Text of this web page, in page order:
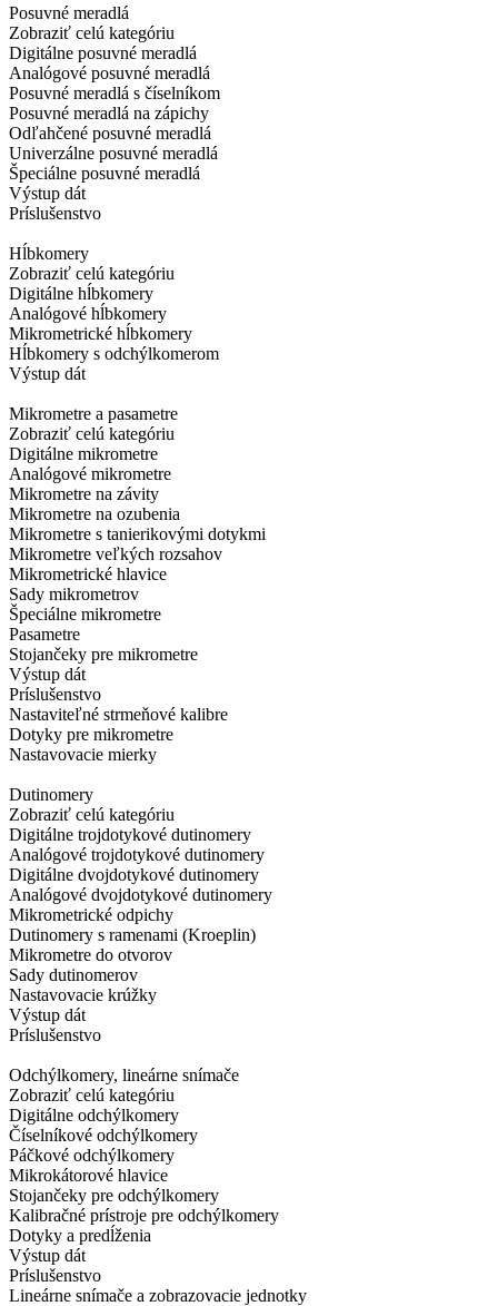
Posuvné meradlá
Zobraziť celú kategóriu
Digitálne posuvné meradlá
Analógové posuvné meradlá
Posuvné meradlá s číselníkom
Posuvné meradlá na zápichy
Odľahčené posuvné meradlá
Univerzálne posuvné meradlá
Špeciálne posuvné meradlá
Výstup dát
Príslušenstvo
Hĺbkomery
Zobraziť celú kategóriu
Digitálne hĺbkomery
Analógové hĺbkomery
Mikrometrické hĺbkomery
Hĺbkomery s odchýlkomerom
Výstup dát
Mikrometre a pasametre
Zobraziť celú kategóriu
Digitálne mikrometre
Analógové mikrometre
Mikrometre na závity
Mikrometre na ozubenia
Mikrometre s tanierikovými dotykmi
Mikrometre veľkých rozsahov
Mikrometrické hlavice
Sady mikrometrov
Špeciálne mikrometre
Pasametre
Stojančeky pre mikrometre
Výstup dát
Príslušenstvo
Nastaviteľné strmeňové kalibre
Dotyky pre mikrometre
Nastavovacie mierky
Dutinomery
Zobraziť celú kategóriu
Digitálne trojdotykové dutinomery
Analógové trojdotykové dutinomery
Digitálne dvojdotykové dutinomery
Analógové dvojdotykové dutinomery
Mikrometrické odpichy
Dutinomery s ramenami (Kroeplin)
Mikrometre do otvorov
Sady dutinomerov
Nastavovacie krúžky
Výstup dát
Príslušenstvo
Odchýlkomery, lineárne snímače
Zobraziť celú kategóriu
Digitálne odchýlkomery
Číselníkové odchýlkomery
Páčkové odchýlkomery
Mikrokátorové hlavice
Stojančeky pre odchýlkomery
Kalibračné prístroje pre odchýlkomery
Dotyky a predĺženia
Výstup dát
Príslušenstvo
Lineárne snímače a zobrazovacie jednotky